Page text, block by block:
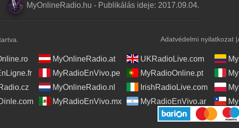
MyOnlineRadio.hu - Publikálás ideje: 2017.09.04.
Adatvédelmi nyilatkozat |
MyOnlineRadio.at UKRadioLive.com
MyRadioEnVivo.pe MyRadioOnline.pt
MyOnlineRadio.nl IrishRadioLive.com
MyRadioEnVivo.mx MyRadioEnVivo.ar